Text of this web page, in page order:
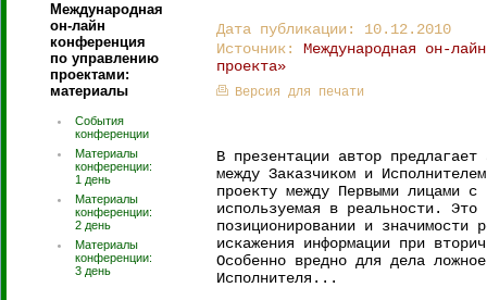
Международная
он-лайн
конференция
по управлению
проектами:
материалы
События
конференции
Материалы
конференции:
1 день
Материалы
конференции:
2 день
Материалы
конференции:
3 день
Дата публикации: 10.12.2010
Источник: Международная он-
проекта»
Версия для печати
В презентации автор
между Заказчиком и
проекту между Первыми лицами
используемая в реальности.
позиционировании и
искажения информации при
Особенно вредно для дела
Исполнителя...